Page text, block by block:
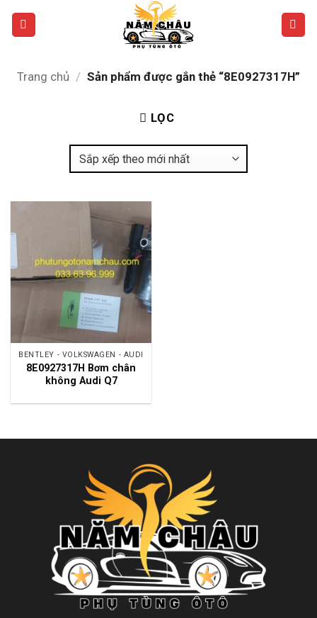
Trang chủ / Sản phẩm được gắn thẻ “8E0927317H”
LỌC
BENTLEY - VOLKSWAGEN - AUDI
8E0927317H Bơm chân
không Audi Q7